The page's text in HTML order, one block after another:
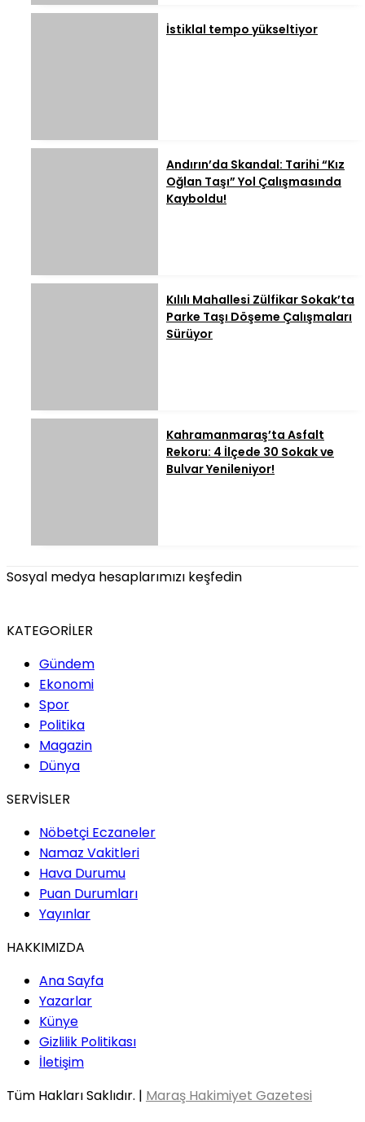
İstiklal tempo yükseltiyor
Andırın’da Skandal: Tarihi “Kız
Oğlan Taşı” Yol Çalışmasında
Kayboldu!
Kılılı Mahallesi Zülfikar Sokak’ta
Parke Taşı Döşeme Çalışmaları
Sürüyor
Kahramanmaraş’ta Asfalt
Rekoru: 4 İlçede 30 Sokak ve
Bulvar Yenileniyor!
Sosyal medya hesaplarımızı keşfedin
KATEGORİLER
Gündem
Ekonomi
Spor
Politika
Magazin
Dünya
SERVİSLER
Nöbetçi Eczaneler
Namaz Vakitleri
Hava Durumu
Puan Durumları
Yayınlar
HAKKIMIZDA
Ana Sayfa
Yazarlar
Künye
Gizlilik Politikası
İletişim
Tüm Hakları Saklıdır. | Maraş Hakimiyet Gazetesi